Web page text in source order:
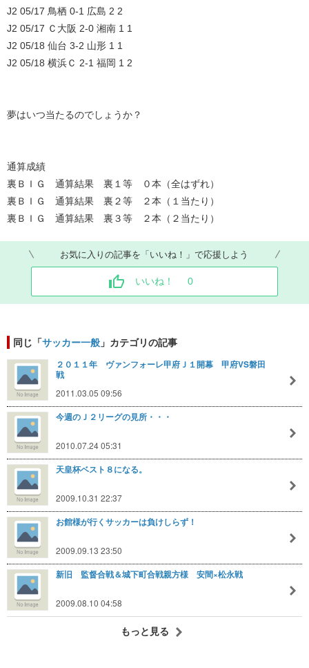
J2 05/17 鳥栖 0-1 広島 2 2
J2 05/17 Ｃ大阪 2-0 湘南 1 1
J2 05/18 仙台 3-2 山形 1 1
J2 05/18 横浜Ｃ 2-1 福岡 1 2
夢はいつ当たるのでしょうか？
通算成績
裏ＢＩＧ 通算結果 裏１等 ０本（全はずれ）
裏ＢＩＧ 通算結果 裏２等 ２本（１当たり）
裏ＢＩＧ 通算結果 裏３等 ２本（２当たり）
お気に入りの記事を「いいね！」で応援しよう
いいね！ 0
同じ「サッカー一般 」カテゴリの記事
２０１１年 ヴァンフォーレ甲府Ｊ１開幕 甲府VS磐田
戦
2011.03.05 09:56
今週のＪ２リーグの見所・・・
2010.07.24 05:31
天皇杯ベスト８になる。
2009.10.31 22:37
お館様が行くサッカーは負けしらず！
2009.09.13 23:50
新旧 監督合戦＆城下町合戦親方様 安間×松永戦
2009.08.10 04:58
もっと見る